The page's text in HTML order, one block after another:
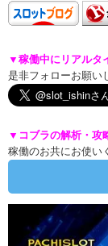
▼稼働中にリアルタ
是非フォローお願い
▼コブラの解析・攻
稼働のお共にお使い